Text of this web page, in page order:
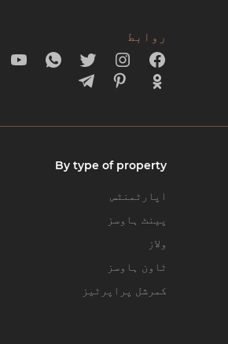
روابط
By type of property
اپارٹمنٹس
پینٹ ہاوسز
ولاز
ٹاون ہاوسز
کمرشل پراپرٹیز